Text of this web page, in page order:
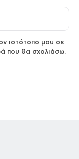
ιστότοπο μου σε
που θα σχολιάσω.